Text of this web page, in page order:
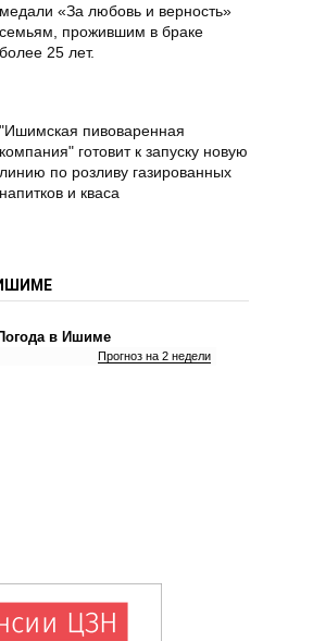
медали «За любовь и верность»
семьям, прожившим в браке
более 25 лет.
"Ишимская пивоваренная
компания" готовит к запуску новую
линию по розливу газированных
напитков и кваса
в Ишиме
Прогноз на 2 недели